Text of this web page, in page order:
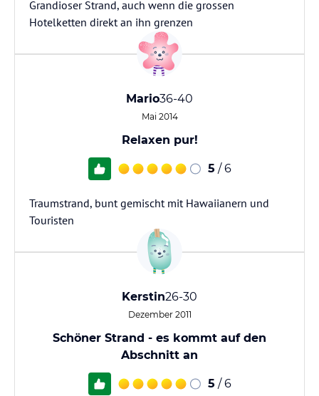
Grandioser Strand, auch wenn die grossen
Hotelketten direkt an ihn grenzen
Mario36-40
Mai 2014
Relaxen pur!
5 / 6
Traumstrand, bunt gemischt mit Hawaiianern und
Touristen
Kerstin26-30
Dezember 2011
Schöner Strand - es kommt auf den
Abschnitt an
5 / 6